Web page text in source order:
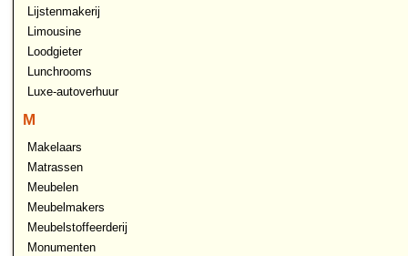
Lijstenmakerij
Limousine
Loodgieter
Lunchrooms
Luxe-autoverhuur
M
Makelaars
Matrassen
Meubelen
Meubelmakers
Meubelstoffeerderij
Monumenten